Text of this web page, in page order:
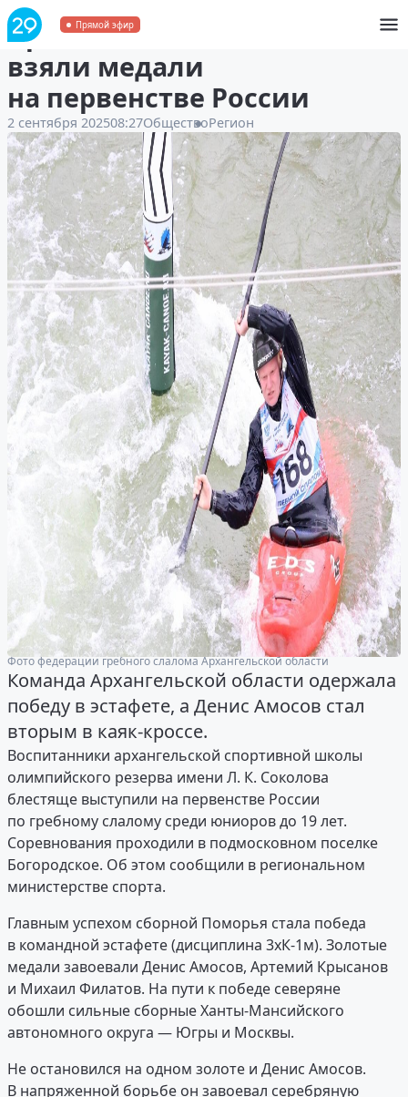
Прямой эфир
Архангельские слаломисты
взяли медали
на первенстве России
2 сентября 202508:27ОбществоРегион
Фото федерации гребного слалома Архангельской области
Команда Архангельской области одержала
победу в эстафете, а Денис Амосов стал
вторым в каяк-кроссе.
Воспитанники архангельской спортивной школы
олимпийского резерва имени Л. К. Соколова
блестяще выступили на первенстве России
по гребному слалому среди юниоров до 19 лет.
Соревнования проходили в подмосковном поселке
Богородское. Об этом сообщили в региональном
министерстве спорта.
Главным успехом сборной Поморья стала победа
в командной эстафете (дисциплина 3хК-1м). Золотые
медали завоевали Денис Амосов, Артемий Крысанов
и Михаил Филатов. На пути к победе северяне
обошли сильные сборные Ханты-Мансийского
автономного округа — Югры и Москвы.
Не остановился на одном золоте и Денис Амосов.
В напряженной борьбе он завоевал серебряную